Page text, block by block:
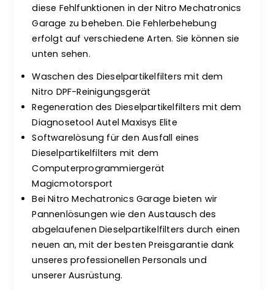
diese Fehlfunktionen in der Nitro Mechatronics
Garage zu beheben. Die Fehlerbehebung
erfolgt auf verschiedene Arten. Sie können sie
unten sehen.
Waschen des Dieselpartikelfilters mit dem
Nitro DPF-Reinigungsgerät
Regeneration des Dieselpartikelfilters mit dem
Diagnosetool Autel Maxisys Elite
Softwarelösung für den Ausfall eines
Dieselpartikelfilters mit dem
Computerprogrammiergerät
Magicmotorsport
Bei Nitro Mechatronics Garage bieten wir
Pannenlösungen wie den Austausch des
abgelaufenen Dieselpartikelfilters durch einen
neuen an, mit der besten Preisgarantie dank
unseres professionellen Personals und
unserer Ausrüstung.